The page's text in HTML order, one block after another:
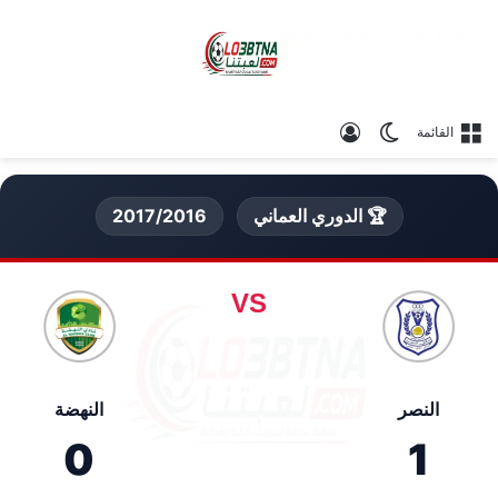
القائمة الوضع المظلم
🏆 الدوري العماني 2017/2016
النصر
1
VS
النهضة
0